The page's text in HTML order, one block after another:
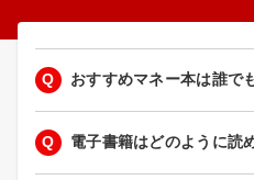
Q おすすめマネー本は誰で
Q 電子書籍はどのように読